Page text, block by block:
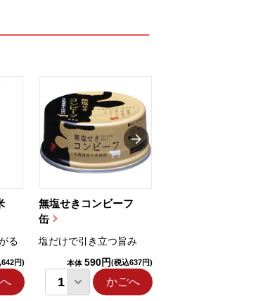
る
円)
無塩せきコンビーフ
缶
塩だけで引き立つ旨み
本体 590円(税込637円)
かごへ